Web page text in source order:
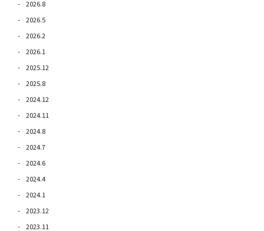
2026.8
2026.5
2026.2
2026.1
2025.12
2025.8
2024.12
2024.11
2024.8
2024.7
2024.6
2024.4
2024.1
2023.12
2023.11